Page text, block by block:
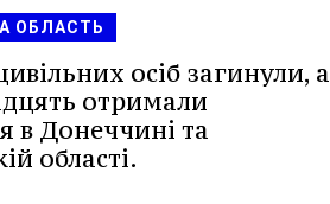
ОБЛАСТЬ
осіб загинули, а
отримали
в Донеччині та
області.